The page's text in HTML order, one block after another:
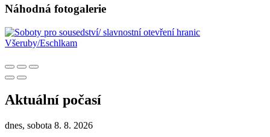
Náhodná fotogalerie
Aktuální počasí
dnes, sobota 8. 8. 2026